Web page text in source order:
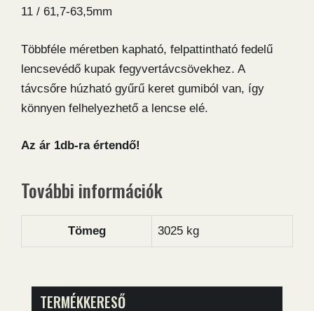
11 / 61,7-63,5mm
Többféle méretben kapható, felpattintható fedelű
lencsevédő kupak fegyvertávcsövekhez. A
távcsőre húzható gyűrű keret gumiból van, így
könnyen felhelyezhető a lencse elé.
Az ár 1db-ra értendő!
További információk
Tömeg 3025 kg
TERMÉKKERESŐ